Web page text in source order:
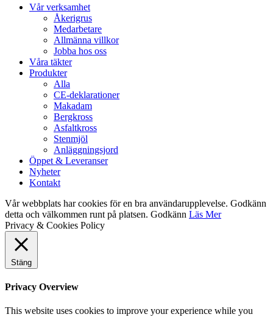
Close
Vår verksamhet
Åkerigrus
Medarbetare
Allmänna villkor
Jobba hos oss
Våra täkter
Produkter
Alla
CE-deklarationer
Makadam
Bergkross
Asfaltkross
Stenmjöl
Anläggningsjord
Öppet & Leveranser
Nyheter
Kontakt
Vår webbplats har cookies för en bra användarupplevelse. Godkänn
detta och välkommen runt på platsen. Godkänn Läs Mer
Privacy & Cookies Policy
Stäng
Privacy Overview
This website uses cookies to improve your experience while you